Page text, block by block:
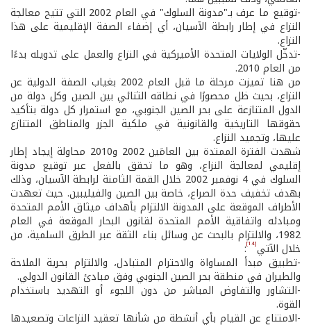
-توقيع ما عرف بـ"مدونة السلوك" في العام 2002 التي تتيح معالجة
النزاع في إطار رابطة الآسيان، أي إضفاء الصفة الإقليمية على هذا
النزاع.
-تدخّل الولايات المتحدة الأميركية في النزاع والعمل على تدويله بدءًا
من العام 2010.
من هنا تميزت مرحلة ما قبل العام 2002 بغياب الصفة الدولية عن
النزاع، بحيث ظل محصورًا في نطاقه الثنائي بين الصين وكل دولة من
الدول المتنازعة على بحر الصين الجنوبي، مع استمرار كل دولة بتأكيد
حقوقها التاريخية والقانونية في ملكية الجزر والمناطق المتنازع
عليها، وتجميد النزاع.
شهدت الفترة الممتدة بين العامَين 2002 و2010 محاولة إيجاد إطار
إقليمي لمعالجة النزاع، وهو ما تحقق بالفعل عبر توقيع مدونة
السلوك في 4 نوفمبر 2002 خلال القمة الثامنة لرابطة الآسيان، وذلك
بهدف تخفيف حدة الصراع، خاصة بين الصين والفيليبين. حيث تعهدت
الأطراف الموقعة على المدونة الالتزام بأهداف ميثاق الأمم المتحدة
ومبادئه واتفاقية الأمم المتحدة لقانون البحار الموقعة في العام
1982، والالتزام بالبحث عن وسائل بناء الثقة عبر الطرق السلمية، من
خلال الآتي[14]
:
-تطبيق مبدأ المساواة والاحترام المتبادل، والالتزام بحرية الملاحة
والطيران في منطقة بحر الصين الجنوبي وفق مبادئ القانون الدولي.
-التشاور والتفاوض المباشر من دون اللجوء أو التهديد باستخدام
القوة.
-الامتناع عن القيام بأي أنشطة من شأنها تعقيد النزاعات وتصعيدها